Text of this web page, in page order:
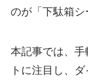
のが「下駄箱シ
本記事では、
トに注目し、